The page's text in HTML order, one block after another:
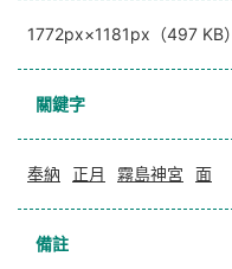
1772px×1181px（497 KB）
關鍵字
奉納 正月 霧島神宮 面
備註